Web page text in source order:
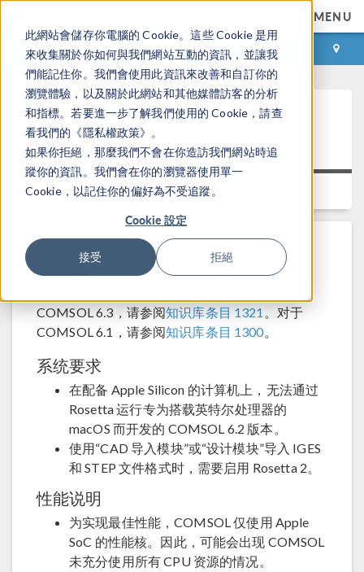
此網站會儲存你電腦的 Cookie。這些 Cookie 是用
來收集關於你如何與我們網站互動的資訊，並讓我
們能記住你。我們會使用此資訊來改善和自訂你的
瀏覽體驗，以及關於此網站和其他媒體訪客的分析
和指標。若要進一步了解我們使用的 Cookie，請查
看我們的《隱私權政策》。
如果你拒絕，那麼我們不會在你造訪我們網站時追
蹤你的資訊。我們會在你的瀏覽器使用單一
Cookie，以記住你的偏好為不受追蹤。
Cookie 設定
接受 拒絕
MENU
登录 咨询与购买
COMSOL 6.2 原生支持 macOS
Apple Silicon
适用平台: Macintosh适用版本:
描述
COMSOL 6.3，请参阅知识库条目 1321 。对于
COMSOL 6.1，请参阅知识库条目 1300。
系统要求
在配备 Apple Silicon 的计算机上，无法通过
Rosetta 运行专为搭载英特尔处理器的
macOS 而开发的 COMSOL 6.2 版本。
使用“CAD 导入模块”或“设计模块”导入 IGES
和 STEP 文件格式时，需要启用 Rosetta 2。
性能说明
为实现最佳性能，COMSOL 仅使用 Apple
SoC 的性能核。因此，可能会出现 COMSOL
未充分使用所有 CPU 资源的情况。